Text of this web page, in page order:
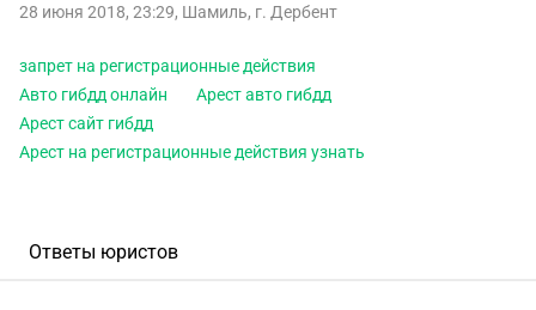
28 июня 2018, 23:29, Шамиль, г. Дербент
запрет на регистрационные действия
Авто гибдд онлайн
Арест авто гибдд
Арест сайт гибдд
Арест на регистрационные действия узнать
Ответы юристов